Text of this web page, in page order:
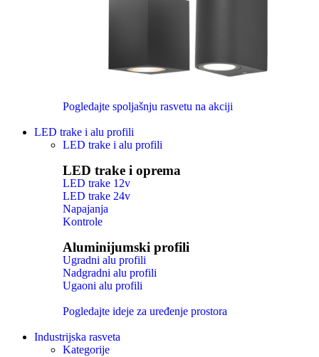
Pogledajte spoljašnju rasvetu na akciji
LED trake i alu profili
LED trake i alu profili
LED trake i oprema
LED trake 12v
LED trake 24v
Napajanja
Kontrole
Aluminijumski profili
Ugradni alu profili
Nadgradni alu profili
Ugaoni alu profili
Pogledajte ideje za uređenje prostora
Industrijska rasveta
Kategorije